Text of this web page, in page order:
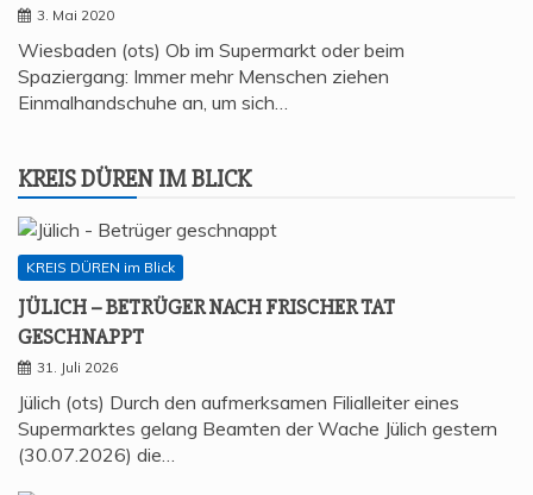
3. Mai 2020
Wiesbaden (ots) Ob im Supermarkt oder beim
Spaziergang: Immer mehr Menschen ziehen
Einmalhandschuhe an, um sich…
KREIS DÜREN IM BLICK
KREIS DÜREN im Blick
JÜLICH – BETRÜ­GER NACH FRI­SCHER TAT
GESCHNAPPT
31. Juli 2026
Jülich (ots) Durch den aufmerksamen Filialleiter eines
Supermarktes gelang Beamten der Wache Jülich gestern
(30.07.2026) die…